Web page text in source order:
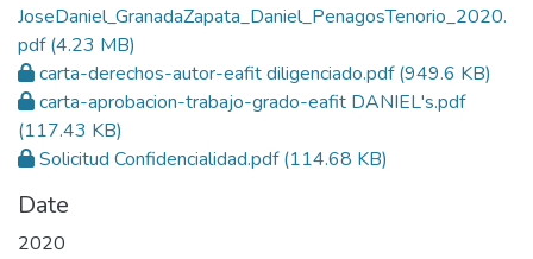
JoseDaniel_GranadaZapata_Daniel_PenagosTenorio_2020.
pdf(4.23 MB)
carta-derechos-autor-eafit diligenciado.pdf(949.6 KB)
carta-aprobacion-trabajo-grado-eafit DANIEL's.pdf
(117.43 KB)
Solicitud Confidencialidad.pdf(114.68 KB)
Date
2020